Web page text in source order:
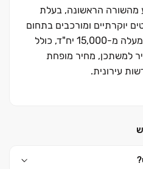
מהשורה הראשונה, בעלת
יוקרתיים ומורכבים בתחום
הבנייה. החברה בונה כיום למעלה מ-15,000 יח"ד, כולל
למשתכן, מחיר מופחת
עירונית.